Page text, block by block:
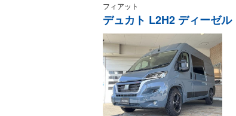
フィアット
デュカト L2H2 ディーゼル